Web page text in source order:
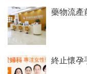
藥物流產
終止懷孕